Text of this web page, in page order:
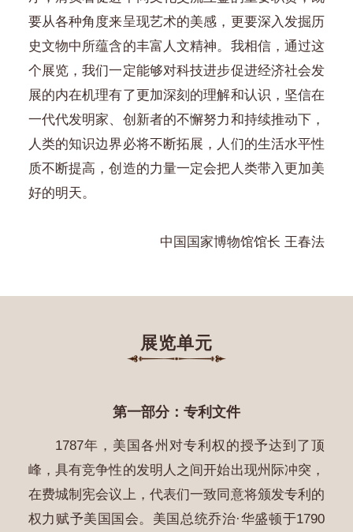
要从各种角度来呈现艺术的美感，更要深入发掘历
史文物中所蕴含的丰富人文精神。我相信，通过这
个展览，我们一定能够对科技进步促进经济社会发
展的内在机理有了更加深刻的理解和认识，坚信在
一代代发明家、创新者的不懈努力和持续推动下，
人类的知识边界必将不断拓展，人们的生活水平性
质不断提高，创造的力量一定会把人类带入更加美
好的明天。
中国国家博物馆馆长 王春法
展览单元
第一部分：专利文件
1787年，美国各州对专利权的授予达到了顶
峰，具有竞争性的发明人之间开始出现州际冲突，
在费城制宪会议上，代表们一致同意将颁发专利的
权力赋予美国国会。美国总统乔治·华盛顿于1790